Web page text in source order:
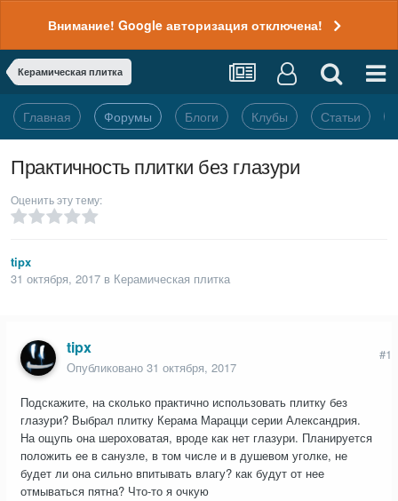
Внимание! Google авторизация отключена!
Керамическая плитка
Главная Форумы Блоги Клубы Статьи
Практичность плитки без глазури
Оценить эту тему:
tipx
31 октября, 2017 в Керамическая плитка
tipx
Опубликовано 31 октября, 2017
#1
Подскажите, на сколько практично использовать плитку без
глазури? Выбрал плитку Керама Марацци серии Александрия.
На ощупь она шероховатая, вроде как нет глазури. Планируется
положить ее в санузле, в том числе и в душевом уголке, не
будет ли она сильно впитывать влагу? как будут от нее
отмываться пятна? Что-то я очкую